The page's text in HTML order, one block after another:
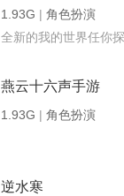
1.93G | 角色扮演
全新的我的世界任你
燕云十六声手游
1.93G | 角色扮演
逆水寒